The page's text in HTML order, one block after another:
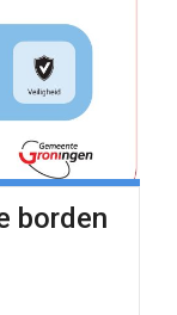
borden